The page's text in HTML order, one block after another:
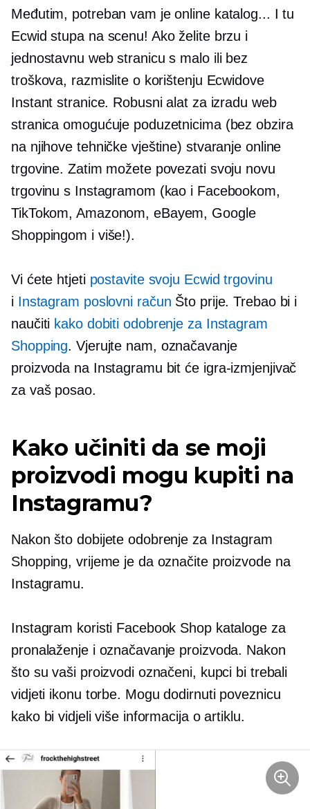
Međutim, potreban vam je online katalog... I tu
Ecwid stupa na scenu! Ako želite brzu i
jednostavnu web stranicu s malo ili bez
troškova, razmislite o korištenju Ecwidove
Instant stranice. Robusni alat za izradu web
stranica omogućuje poduzetnicima (bez obzira
na njihove tehničke vještine) stvaranje online
trgovine. Zatim možete povezati svoju novu
trgovinu s Instagramom (kao i Facebookom,
TikTokom, Amazonom, eBayem, Google
Shoppingom i više!).
Vi ćete htjeti postavite svoju Ecwid trgovinu
i Instagram poslovni račun Što prije. Trebao bi i
naučiti kako dobiti odobrenje za Instagram
Shopping. Vjerujte nam, označavanje
proizvoda na Instagramu bit će igra-izmjenjivač
za vaš posao.
Kako učiniti da se moji
proizvodi mogu kupiti na
Instagramu?
Nakon što dobijete odobrenje za Instagram
Shopping, vrijeme je da označite proizvode na
Instagramu.
Instagram koristi Facebook Shop kataloge za
pronalaženje i označavanje proizvoda. Nakon
što su vaši proizvodi označeni, kupci bi trebali
vidjeti ikonu torbe. Mogu dodirnuti poveznicu
kako bi vidjeli više informacija o artiklu.